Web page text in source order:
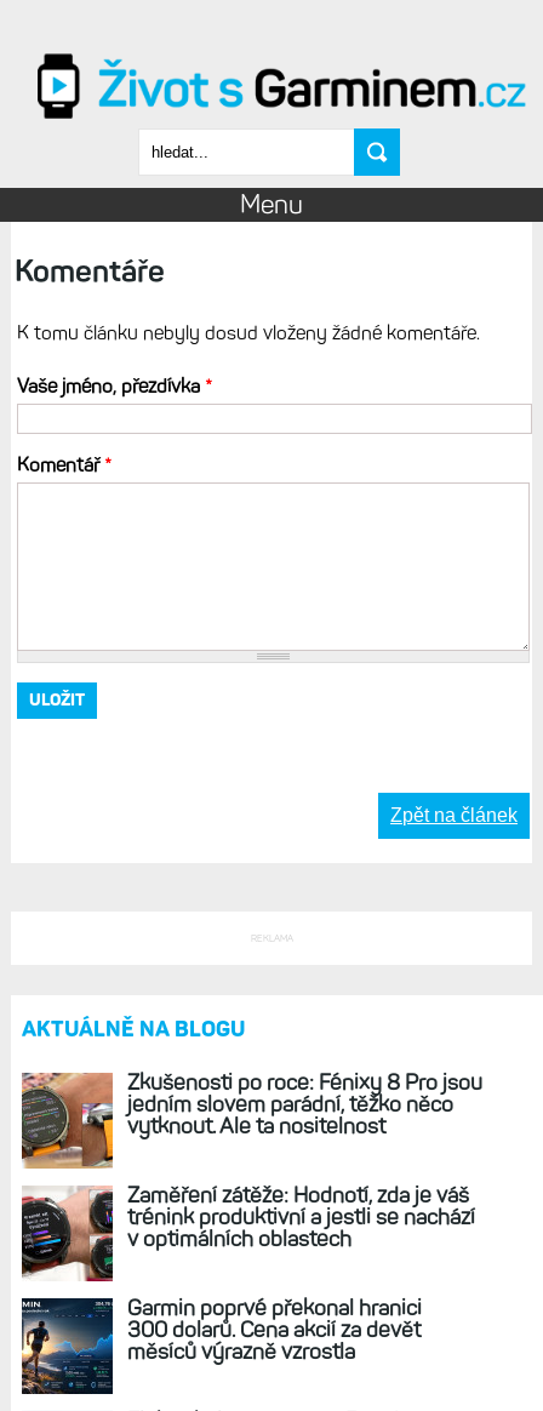
Vyhledávání
Menu
Komentáře
K tomu článku nebyly dosud vloženy žádné komentáře.
Vaše jméno, přezdívka *
Komentář*
Zpět na článek
REKLAMA
AKTUÁLNĚ NA BLOGU
Zkušenosti po roce: Fénixy 8 Pro jsou
jedním slovem parádní, těžko něco
vytknout. Ale ta nositelnost
Zaměření zátěže: Hodnotí, zda je váš
trénink produktivní a jestli se nachází
v optimálních oblastech
Garmin poprvé překonal hranici
300 dolarů. Cena akcií za devět
měsíců výrazně vzrostla